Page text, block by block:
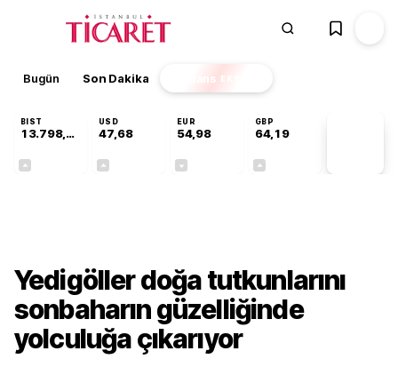
Bugün Son Dakika Finans EKSTRA
BIST
13.798,82
USD
47,68
EUR
54,98
GBP
64,19
Yedigöller doğa tutkunlarını
sonbaharın güzelliğinde
yolculuğa çıkarıyor